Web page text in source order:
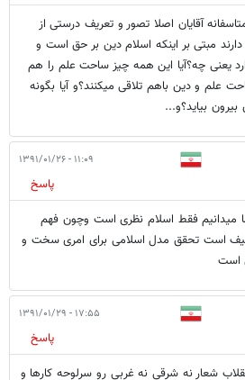
آقایان اصلا تصور و تعریف درستی از
دارند مبتی بر اینکه اسلام دین بر حق است و
یعنی چه؟آیا این همه چیز ساحت علم را هم
علم و دین باهم تلاقی میکنند؟و آیا بگونه
بیاید؟و...
۱۱:۰۹ - ۱۳۹۱/۰۱/۲۶
پاسخ
میدانیم فقط اسلام نظری است وچون فهم
است تحقق مدل اسلامی برای امری سخت و
است
۱۷:۵۵ - ۱۳۹۱/۰۱/۲۹
پاسخ
شعار نه شرقی نه غربی رو سرلوحه کارها و